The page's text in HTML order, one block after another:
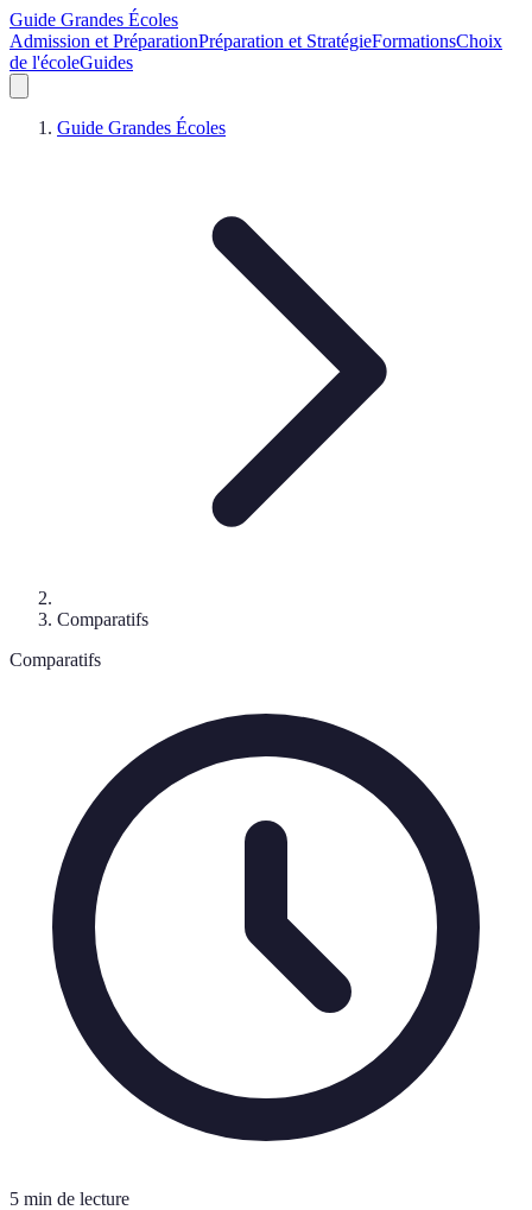
Guide Grandes Écoles
Admission et PréparationPréparation et StratégieFormationsChoix
de l'écoleGuides
Guide Grandes Écoles
Comparatifs
Comparatifs
5 min de lecture